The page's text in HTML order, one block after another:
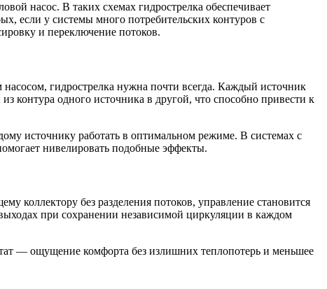
насос. В таких схемах гидрострелка обеспечивает
если у системы много потребительских контуров с
и переключение потоков.
гидрострелка нужна почти всегда. Каждый источник
контура одного источника в другой, что способно привести к
источнику работать в оптимальном режиме. В системах с
нивелировать подобные эффекты.
коллектору без разделения потоков, управление становится
при сохранении независимой циркуляции в каждом
— ощущение комфорта без излишних теплопотерь и меньшее